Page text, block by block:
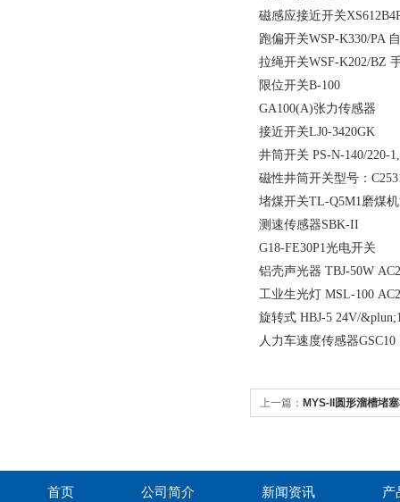
磁感应接近开关
跑偏开关WSP-K330/PA
拉绳开关WSF-K202/BZ
限位开关B-100
GA100(A)张力传感器
接近开关LJ0-3420GK
井筒开关 PS-N-140/220-
磁性井筒开关型号：
堵煤开关TL-Q5M1磨煤
测速传感器SBK-II
G18-FE30P1光电开关
铝壳声光器 TBJ-50W
工业生光灯 MSL-100
旋转式 HBJ-5 24V/
人力车速度传感器GSC10
上一篇： MYS-II圆形溜槽堵
首页 公司简介 新闻资讯 产